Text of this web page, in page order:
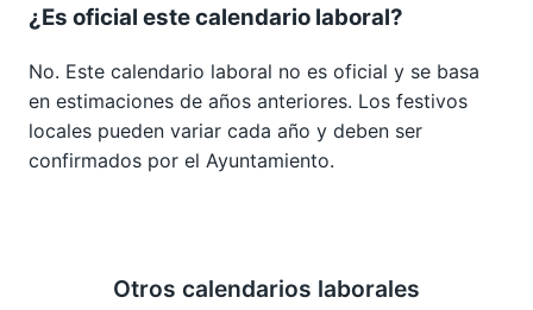
¿Es oficial este calendario laboral?
No. Este calendario laboral no es oficial y se basa
en estimaciones de años anteriores. Los festivos
locales pueden variar cada año y deben ser
confirmados por el Ayuntamiento.
Otros calendarios laborales